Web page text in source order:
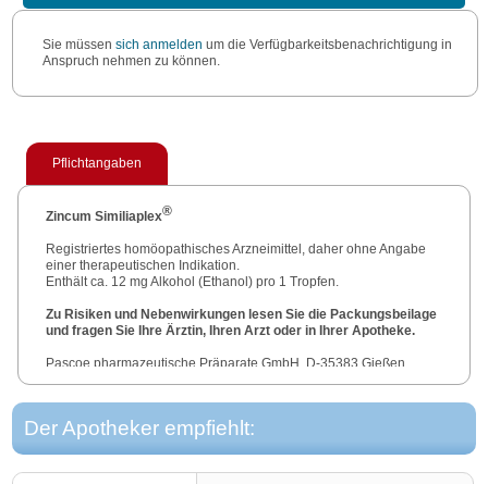
Sie müssen sich anmelden um die Verfügbarkeitsbenachrichtigung in
Anspruch nehmen zu können.
Pflichtangaben
Zincum Similiaplex®
Registriertes homöopathisches Arzneimittel, daher ohne Angabe
einer therapeutischen Indikation.
Enthält ca. 12 mg Alkohol (Ethanol) pro 1 Tropfen.
Zu Risiken und Nebenwirkungen lesen Sie die Packungsbeilage
und fragen Sie Ihre Ärztin, Ihren Arzt oder in Ihrer Apotheke.
Pascoe pharmazeutische Präparate GmbH, D-35383 Gießen
Der Apotheker empfiehlt: